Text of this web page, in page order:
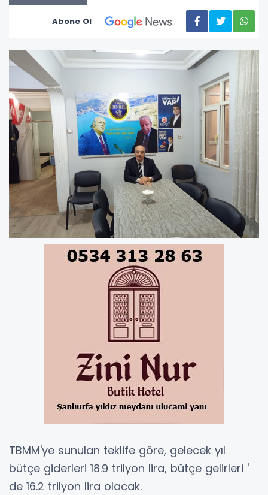
Abone Ol
TBMM'ye sunulan teklife göre, gelecek yıl
bütçe giderleri 18.9 trilyon lira, bütçe gelirleri '
de 16.2 trilyon lira olacak.